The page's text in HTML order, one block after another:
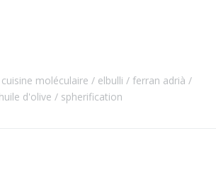
cuisine moléculaire elbulli
ferran adrià
d'olive spherification